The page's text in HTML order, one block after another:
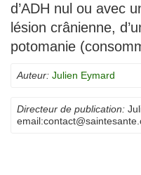
d’ADH nul ou avec
lésion crânienne,
potomanie
Auteur: Julien Eymard
Directeur de publication:
email: